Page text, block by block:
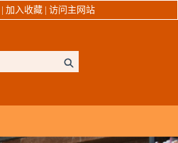
| 加入收藏 | 访问主网站